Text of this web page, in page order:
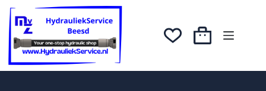
naar
inhoud
was:
€657,56.
€558,93.
Winkelwagen